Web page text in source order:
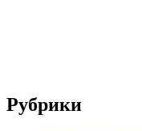
Рубрики